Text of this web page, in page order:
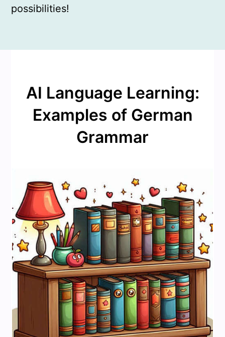
possibilities!
AI Language Learning:
Examples of German
Grammar